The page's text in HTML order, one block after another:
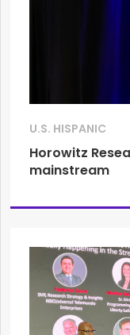
U.S. HISPANIC
Horowitz
mainstream